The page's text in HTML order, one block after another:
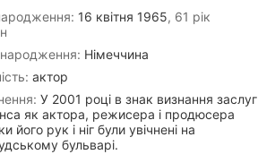
16 квітня 1965, 61 рік
Німеччина
актор
У 2001 році в знак визнання заслуг
як актора, режисера і продюсера
його рук і ніг були увічнені на
бульварі.